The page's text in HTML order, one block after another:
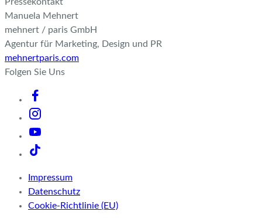
Manuela Mehnert
mehnert / paris GmbH
Agentur für Marketing, Design und PR
mehnertparis.com
Folgen Sie Uns
Impressum
Datenschutz
Cookie-Richtlinie (EU)